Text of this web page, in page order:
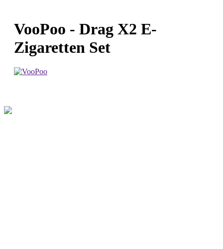
VooPoo - Drag X2 E-
Zigaretten Set